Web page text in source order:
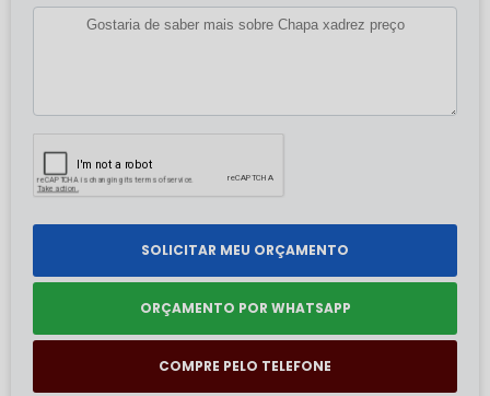
SOLICITAR MEU ORÇAMENTO
ORÇAMENTO POR WHATSAPP
COMPRE PELO TELEFONE